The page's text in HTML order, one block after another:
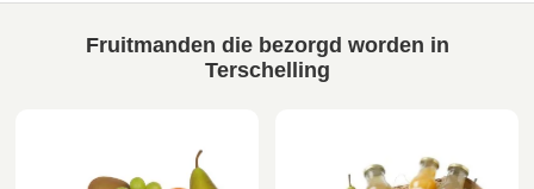
Fruitmanden die bezorgd worden in
Terschelling